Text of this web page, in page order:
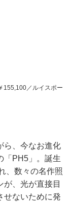
155,100／ルイスポー
ら、今なお進化
「PH5」。誕生
、数々の名作照
が、光が直接目
せないために発